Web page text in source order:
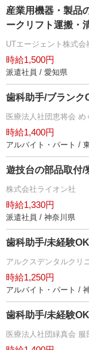
産業用機器・製品
ークリフト運搬・
UTエージェント株式
時給1,500円
派遣社員 / 愛知県
歯科助手/ブランク
医療法人社団恵将会
時給1,400円
アルバイト・パート /
遊技台の部品取付/
株式会社ライオン社
時給1,330円
派遣社員 / 神奈川県
歯科助手/未経験
アルクスデンタルクリ
時給1,250円
アルバイト・パート /
歯科助手/未経験
医療法人社団緑真会 服